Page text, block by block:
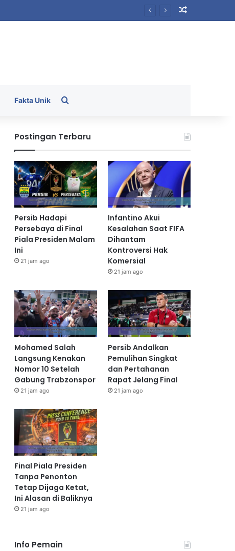
Fakta Unik
Postingan Terbaru
Persib Hadapi
Persebaya di Final
Piala Presiden Malam
Ini
21 jam ago
Infantino Akui
Kesalahan Saat FIFA
Dihantam
Kontroversi Hak
Komersial
21 jam ago
Mohamed Salah
Langsung Kenakan
Nomor 10 Setelah
Gabung Trabzonspor
21 jam ago
Persib Andalkan
Pemulihan Singkat
dan Pertahanan
Rapat Jelang Final
21 jam ago
Final Piala Presiden
Tanpa Penonton
Tetap Dijaga Ketat,
Ini Alasan di Baliknya
21 jam ago
Info Pemain